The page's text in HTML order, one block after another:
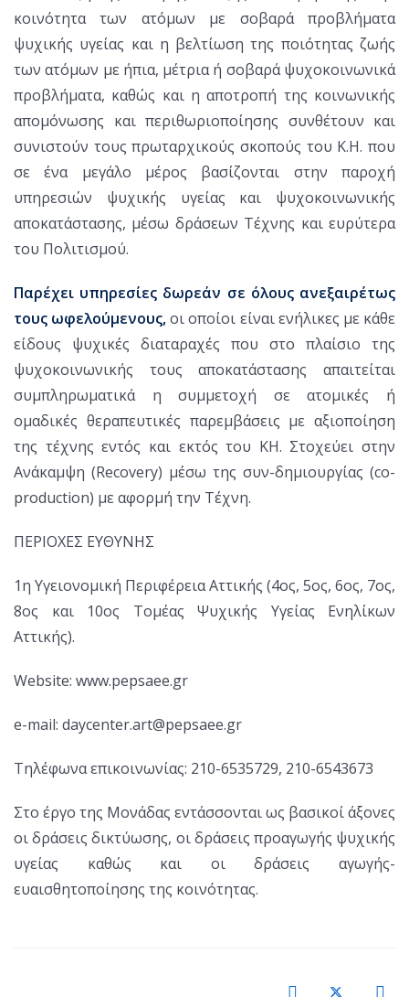
κοινότητα των ατόμων με σοβαρά προβλήματα
ψυχικής υγείας και η βελτίωση της ποιότητας ζωής
των ατόμων με ήπια, μέτρια ή σοβαρά ψυχοκοινωνικά
προβλήματα, καθώς και η αποτροπή της κοινωνικής
απομόνωσης και περιθωριοποίησης συνθέτουν και
συνιστούν τους πρωταρχικούς σκοπούς του Κ.Η. που
σε ένα μεγάλο μέρος βασίζονται στην παροχή
υπηρεσιών ψυχικής υγείας και ψυχοκοινωνικής
αποκατάστασης, μέσω δράσεων Τέχνης και ευρύτερα
του Πολιτισμού.
Παρέχει υπηρεσίες δωρεάν σε όλους ανεξαιρέτως
τους ωφελούμενους,οι οποίοι είναι ενήλικες με κάθε
είδους ψυχικές διαταραχές που στο πλαίσιο της
ψυχοκοινωνικής τους αποκατάστασης απαιτείται
συμπληρωματικά η συμμετοχή σε ατομικές ή
ομαδικές θεραπευτικές παρεμβάσεις με αξιοποίηση
της τέχνης εντός και εκτός του ΚΗ. Στοχεύει στην
Ανάκαμψη (Recovery) μέσω της συν-δημιουργίας (co-
production) με αφορμή την Τέχνη.
ΠΕΡΙΟΧΕΣ ΕΥΘΥΝΗΣ
1η Υγειονομική Περιφέρεια Αττικής (4ος, 5ος, 6ος, 7ος,
8ος και 10ος Τομέας Ψυχικής Υγείας Ενηλίκων
Αττικής).
Website: www.pepsaee.gr
e-mail: daycenter.art@pepsaee.gr
Τηλέφωνα επικοινωνίας: 210-6535729, 210-6543673
Στο έργο της Μονάδας εντάσσονται ως βασικοί άξονες
οι δράσεις δικτύωσης, οι δράσεις προαγωγής ψυχικής
υγείας καθώς και οι δράσεις αγωγής-
ευαισθητοποίησης της κοινότητας.